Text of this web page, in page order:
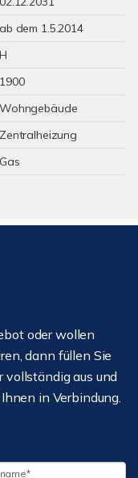
ab dem 1.5.2014
H
1900
Wohngebäude
Zentralheizung
Gas
oder wollen
dann füllen Sie
vollständig aus und
in Verbindung.